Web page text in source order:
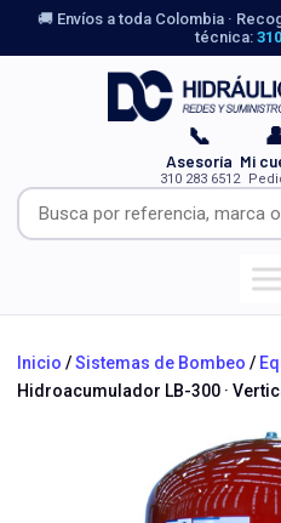
🚚 Envíos a toda Colombia ·
técnica:
📞
Asesoría
310 283 6512
Mi
Inicio /Sistemas de Bombeo /
Hidroacumulador LB-300 ·